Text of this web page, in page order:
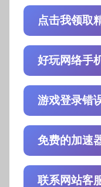
点击我领取
好玩网络手
游戏登录错
免费的加速
联系网站客